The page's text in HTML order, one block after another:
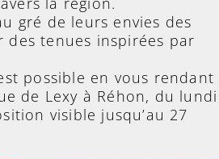
gré de leurs envies des
des tenues inspirées par
possible en vous rendant
de Lexy à Réhon, du lundi
visible jusqu’au 27